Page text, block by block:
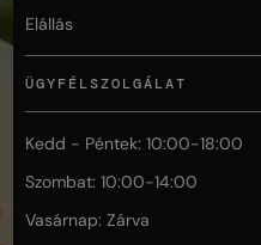
Elállás
ÜGYFÉLSZOLGÁLAT
Kedd - Péntek: 10:00-18:00
Szombat: 10:00-14:00
Vasárnap: Zárva